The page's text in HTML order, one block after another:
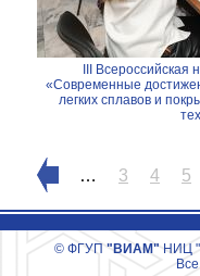
III
«Современные
легких сплавов и
Страницы
… 3 4 5
© ФГУП "ВИАМ" НИЦ